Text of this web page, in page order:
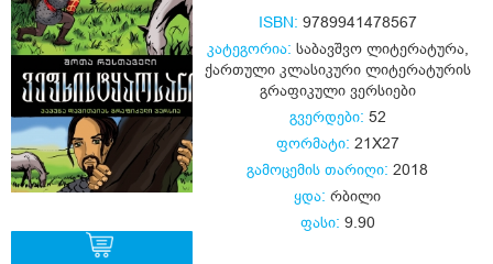
ISBN: 9789941478567
კატეგორია: საბავშვო ლიტერატურა,
ქართული კლასიკური ლიტერატურის
გრაფიკული ვერსიები
გვერდები: 52
ფორმატი: 21X27
გამოცემის თარიღი: 2018
ყდა: რბილი
ფასი: 9.90